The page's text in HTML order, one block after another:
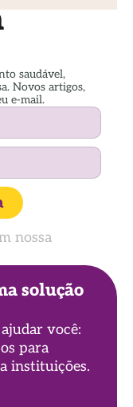
saudável,
Novos artigos,
e-mail.
nossa
solução
você:
para
instituições.